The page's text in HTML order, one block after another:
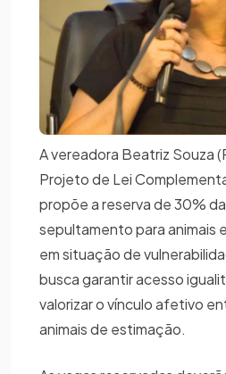
A vereadora Beatriz Souza
Projeto de Lei
propõe a reserva de 30%
sepultamento para animais
em situação de
busca garantir acesso
valorizar o vínculo afetivo
animais de estimação.